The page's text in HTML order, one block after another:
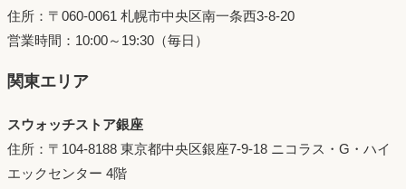
住所：〒060-0061 札幌市中央区南一条西3-8-20
営業時間：10:00～19:30（毎日）
関東エリア
スウォッチストア銀座
住所：〒104-8188 東京都中央区銀座7-9-18 ニコラス・G・ハイ
エックセンター 4階